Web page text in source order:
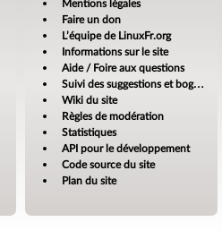
Mentions légales
Faire un don
L’équipe de LinuxFr.org
Informations sur le site
Aide / Foire aux questions
Suivi des suggestions et bogues
Wiki du site
Règles de modération
Statistiques
API pour le développement
Code source du site
Plan du site